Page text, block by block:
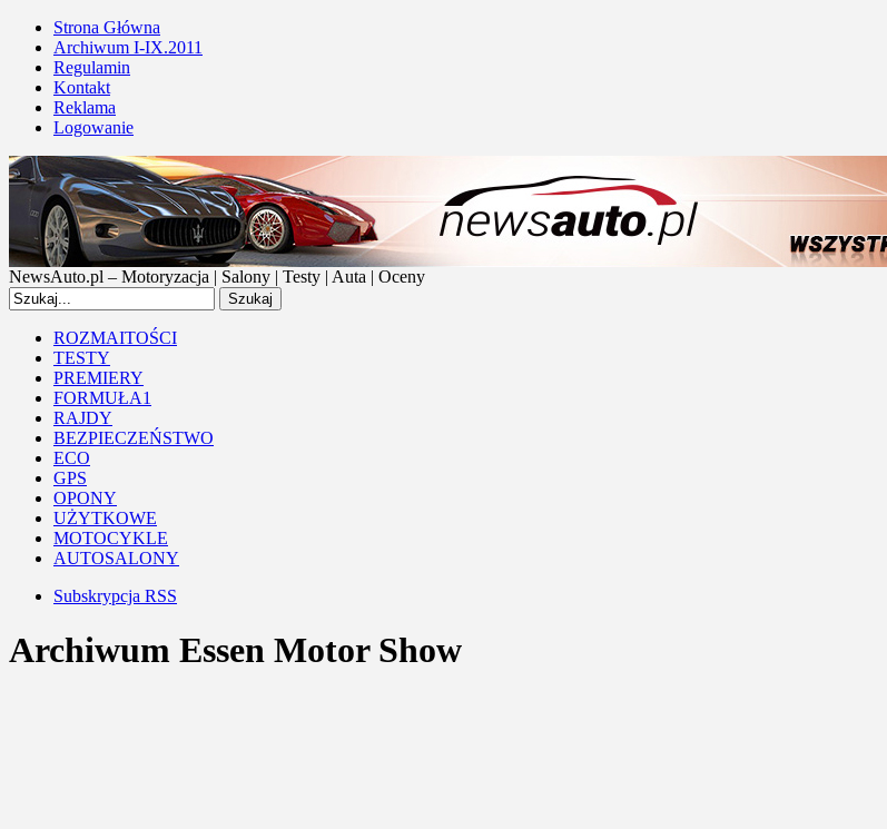
Strona Główna
Archiwum I-IX.2011
Regulamin
Kontakt
Reklama
Logowanie
NewsAuto.pl – Motoryzacja | Salony | Testy | Auta | Oceny
ROZMAITOŚCI
TESTY
PREMIERY
FORMUŁA1
RAJDY
BEZPIECZEŃSTWO
ECO
GPS
OPONY
UŻYTKOWE
MOTOCYKLE
AUTOSALONY
Subskrypcja RSS
Archiwum Essen Motor Show